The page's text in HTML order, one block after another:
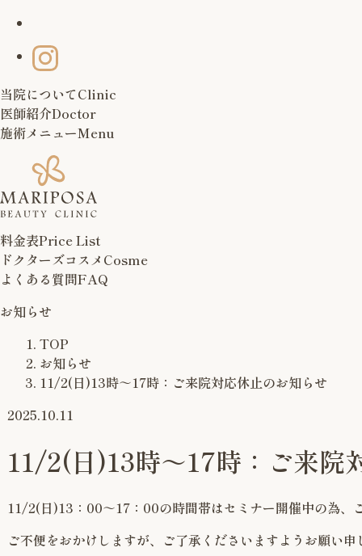
当院についてClinic
医師紹介Doctor
施術メニューMenu
料金表Price List
ドクターズコスメ Cosme
よくある質問FAQ
お知らせ
TOP
お知らせ
11/2(日)13時～17時：ご来院対応休止のお知らせ
2025.10.11
11/2(日)13時～17時：ご来院
11/2(日)13：00～17：00の時間帯はセミナー開催中の為、
ご不便をおかけしますが、ご了承くださいますようお願い申